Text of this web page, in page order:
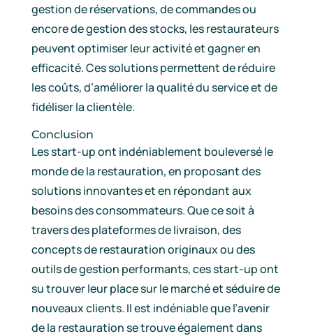
gestion de réservations, de commandes ou
encore de gestion des stocks, les restaurateurs
peuvent optimiser leur activité et gagner en
efficacité. Ces solutions permettent de réduire
les coûts, d’améliorer la qualité du service et de
fidéliser la clientèle.
Conclusion
Les start-up ont indéniablement bouleversé le
monde de la restauration, en proposant des
solutions innovantes et en répondant aux
besoins des consommateurs. Que ce soit à
travers des plateformes de livraison, des
concepts de restauration originaux ou des
outils de gestion performants, ces start-up ont
su trouver leur place sur le marché et séduire de
nouveaux clients. Il est indéniable que l’avenir
de la restauration se trouve également dans